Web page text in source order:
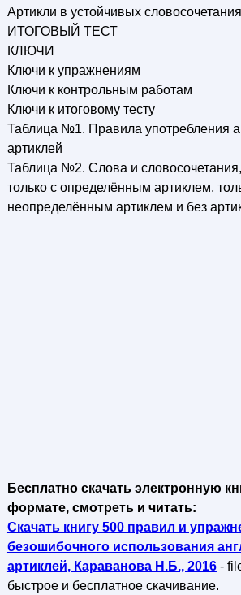
Артикли в устойчивых
ИТОГОВЫЙ ТЕСТ
КЛЮЧИ
Ключи к упражнениям
Ключи к контрольным работам
Ключи к итоговому тесту
Таблица №1. Правила употребления
артиклей
Таблица №2. Слова и
только с определённым артиклем,
неопределённым артиклем и без
Бесплатно скачать электронную
формате, смотреть и читать:
Скачать книгу 500 правил и
безошибочного использования
артиклей, Караванова Н.Б., 2016-
быстрое и бесплатное скачивание.